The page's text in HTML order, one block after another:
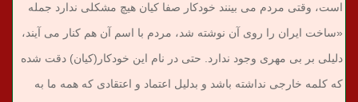
است، وقتی مردم می بینند خودکار صفا کیان هیچ مشکلی ندارد جمله
«ساخت ایران را روی آن نوشته شد، مردم با اسم آن هم کنار می آیند،
دلیلی بر بی مهری وجود ندارد. حتی در نام این خودکار(کیان) دقت شده
که کلمه خارجی نداشته باشد و بدلیل اعتماد و اعتقادی که همه ما به